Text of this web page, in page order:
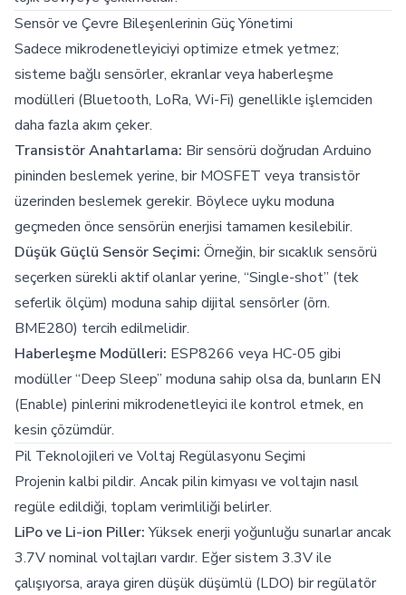
Sensör ve Çevre Bileşenlerinin Güç Yönetimi
Sadece mikrodenetleyiciyi optimize etmek yetmez;
sisteme bağlı sensörler, ekranlar veya haberleşme
modülleri (Bluetooth, LoRa, Wi-Fi) genellikle işlemciden
daha fazla akım çeker.
Transistör Anahtarlama: Bir sensörü doğrudan Arduino
pininden beslemek yerine, bir MOSFET veya transistör
üzerinden beslemek gerekir. Böylece uyku moduna
geçmeden önce sensörün enerjisi tamamen kesilebilir.
Düşük Güçlü Sensör Seçimi: Örneğin, bir sıcaklık sensörü
seçerken sürekli aktif olanlar yerine, “Single-shot” (tek
seferlik ölçüm) moduna sahip dijital sensörler (örn.
BME280) tercih edilmelidir.
Haberleşme Modülleri: ESP8266 veya HC-05 gibi
modüller “Deep Sleep” moduna sahip olsa da, bunların EN
(Enable) pinlerini mikrodenetleyici ile kontrol etmek, en
kesin çözümdür.
Pil Teknolojileri ve Voltaj Regülasyonu Seçimi
Projenin kalbi pildir. Ancak pilin kimyası ve voltajın nasıl
regüle edildiği, toplam verimliliği belirler.
LiPo ve Li-ion Piller:Yüksek enerji yoğunluğu sunarlar ancak
3.7V nominal voltajları vardır. Eğer sistem 3.3V ile
çalışıyorsa, araya giren düşük düşümlü (LDO) bir regülatör